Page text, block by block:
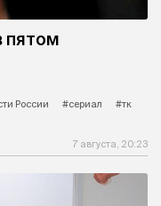
пятом
России #сериал #тк
7 августа, 20:23